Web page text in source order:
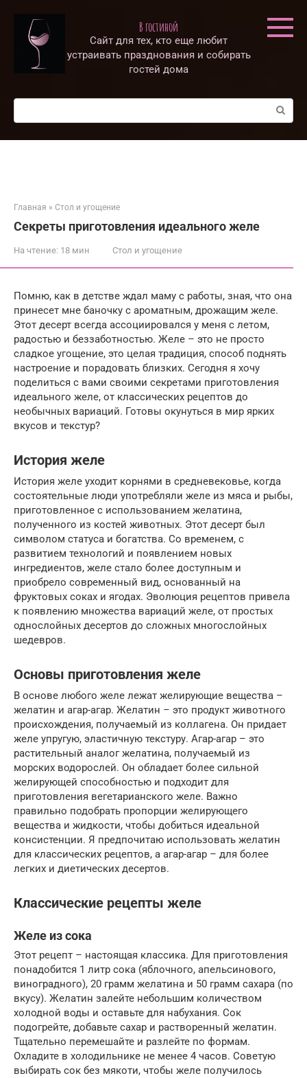
контенту
В гостиной
Сайт для тех, кто еще любит
устраивать празднования и собирать
гостей дома
Поиск:
Главная » Стол и угощение
Секреты приготовления идеального желе
На чтение: 18 мин Стол и угощение
Помню, как в детстве ждал маму с работы, зная, что она
принесет мне баночку с ароматным, дрожащим желе.
Этот десерт всегда ассоциировался у меня с летом,
радостью и беззаботностью. Желе – это не просто
сладкое угощение, это целая традиция, способ поднять
настроение и порадовать близких. Сегодня я хочу
поделиться с вами своими секретами приготовления
идеального желе, от классических рецептов до
необычных вариаций. Готовы окунуться в мир ярких
вкусов и текстур?
История желе
История желе уходит корнями в средневековье, когда
состоятельные люди употребляли желе из мяса и рыбы,
приготовленное с использованием желатина,
полученного из костей животных. Этот десерт был
символом статуса и богатства. Со временем, с
развитием технологий и появлением новых
ингредиентов, желе стало более доступным и
приобрело современный вид, основанный на
фруктовых соках и ягодах. Эволюция рецептов привела
к появлению множества вариаций желе, от простых
однослойных десертов до сложных многослойных
шедевров.
Основы приготовления желе
В основе любого желе лежат желирующие вещества –
желатин и агар-агар. Желатин – это продукт животного
происхождения, получаемый из коллагена. Он придает
желе упругую, эластичную текстуру. Агар-агар – это
растительный аналог желатина, получаемый из
морских водорослей. Он обладает более сильной
желирующей способностью и подходит для
приготовления вегетарианского желе. Важно
правильно подобрать пропорции желирующего
вещества и жидкости, чтобы добиться идеальной
консистенции. Я предпочитаю использовать желатин
для классических рецептов, а агар-агар – для более
легких и диетических десертов.
Классические рецепты желе
Желе из сока
Этот рецепт – настоящая классика. Для приготовления
понадобится 1 литр сока (яблочного, апельсинового,
виноградного), 20 грамм желатина и 50 грамм сахара (по
вкусу). Желатин залейте небольшим количеством
холодной воды и оставьте для набухания. Сок
подогрейте, добавьте сахар и растворенный желатин.
Тщательно перемешайте и разлейте по формам.
Охладите в холодильнике не менее 4 часов. Советую
выбирать сок без мякоти, чтобы желе получилось